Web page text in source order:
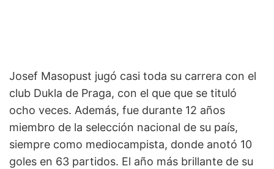
Josef Masopust jugó casi toda su carrera con el
club Dukla de Praga, con el que que se tituló
ocho veces. Además, fue durante 12 años
miembro de la selección nacional de su país,
siempre como mediocampista, donde anotó 10
goles en 63 partidos. El año más brillante de su